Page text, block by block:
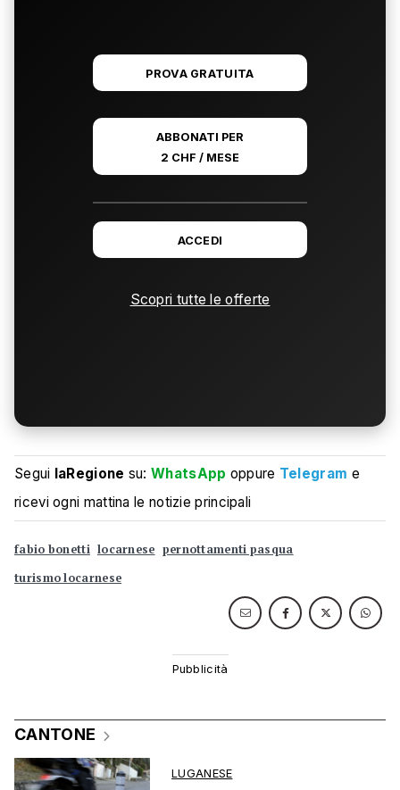
PROVA GRATUITA
ABBONATI PER
2 CHF / MESE
ACCEDI
Scopri tutte le offerte
Segui laRegione su:WhatsApp oppure Telegram e
ricevi ogni mattina le notizie principali
fabio bonetti locarnese pernottamenti pasqua
turismo locarnese
CANTONE
LUGANESE